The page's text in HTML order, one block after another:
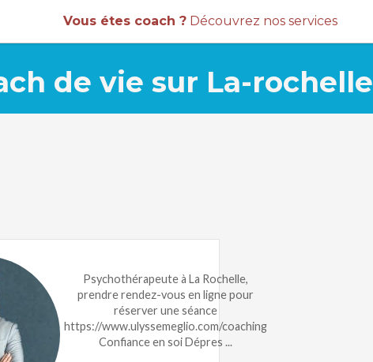
Vous étes coach ? Découvrez nos services
de vie sur La-rochelle
Psychothérapeute à La Rochelle,
prendre rendez-vous en ligne pour
réserver une séance
https://www.ulyssemeglio.com/coaching
Confiance en soi Dépres ...